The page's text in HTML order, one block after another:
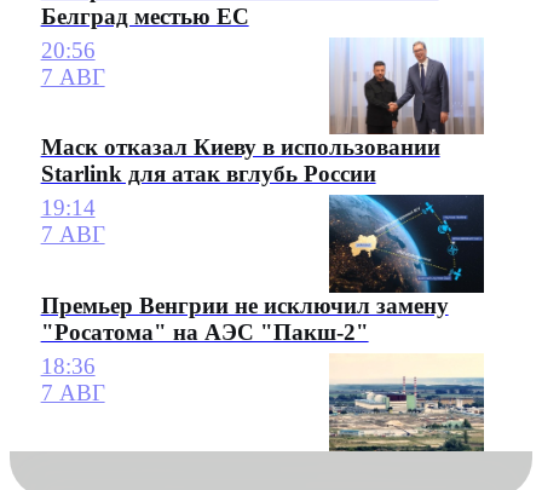
Белград местью ЕС
20:56
7 АВГ
Маск отказал Киеву в использовании
Starlink для атак вглубь России
19:14
7 АВГ
Премьер Венгрии не исключил замену
"Росатома" на АЭС "Пакш-2"
18:36
7 АВГ